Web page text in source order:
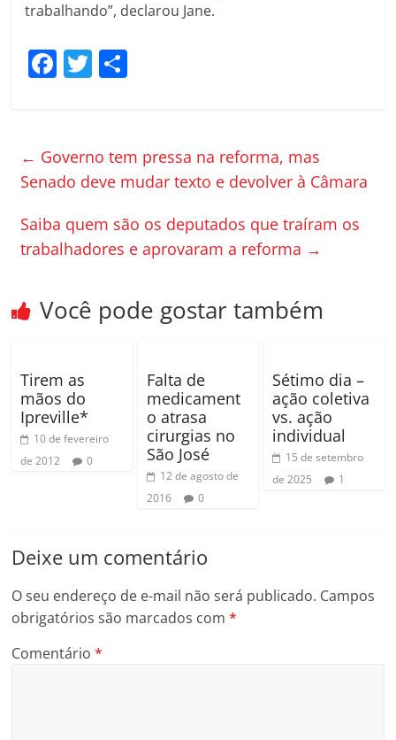
trabalhando”, declarou Jane.
F
e
b
o
k
T
er p
ar
h
ar
← Governo tem pressa na reforma, mas
Senado deve mudar texto e devolver à Câmara
Saiba quem são os deputados que traíram os
trabalhadores e aprovaram a reforma →
Você pode gostar também
Tirem as
mãos do
Ipreville*
10 de fevereiro
de 2012
0
Falta de
medicament
o atrasa
cirurgias no
São José
12 de agosto de
2016
0
Sétimo dia –
ação coletiva
vs. ação
individual
15 de setembro
de 2025
1
Deixe um comentário
O seu endereço de e-mail não será publicado. Campos
obrigatórios são marcados com*
Comentário*